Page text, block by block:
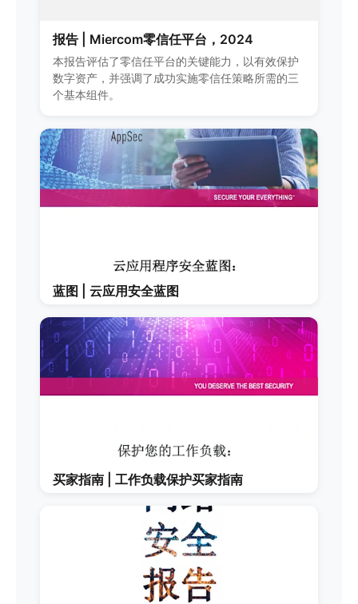
报告 | Miercom零信任平台，2024
本报告评估了零信任平台的关键能力，以有效保护
数字资产，并强调了成功实施零信任策略所需的三
个基本组件。
蓝图 | 云应用安全蓝图
买家指南 | 工作负载保护买家指南